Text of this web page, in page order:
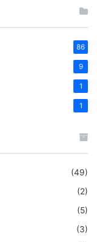
86
9
1
1
(49)
(2)
(5)
(3)